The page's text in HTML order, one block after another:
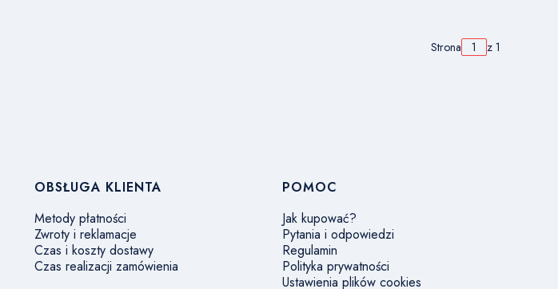
Strona z 1
OBSŁUGA KLIENTA
Metody płatności
Zwroty i reklamacje
Czas i koszty dostawy
Czas realizacji zamówienia
POMOC
Jak kupować?
Pytania i odpowiedzi
Regulamin
Polityka prywatności
Ustawienia plików cookies